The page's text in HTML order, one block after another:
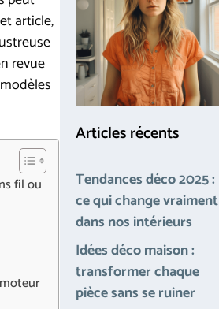
article,
revue
fil ou
Articles récents
Tendances déco 2025 :
ce qui change vraiment
dans nos intérieurs
Idées déco maison :
transformer chaque
pièce sans se ruiner